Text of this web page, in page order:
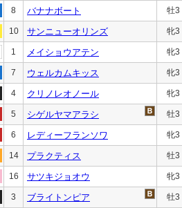
8 バナナボート 牡3
10 サンニューオリンズ 牝3
1 メイショウアテン 牝3
7 ウェルカムキッス 牝3
4 クリノレオノール 牝3
5 シゲルヤマアラシ 牡3
6 レディーフランソワ 牝3
14 プラクティス 牡3
16 サツキジョオウ 牝3
3 ブライトンピア 牡3